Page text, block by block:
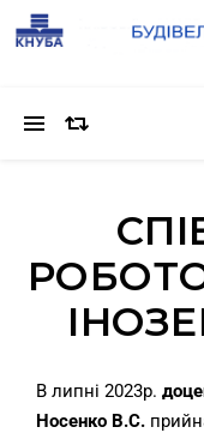
В липні 2023р.
Носенко В.С.